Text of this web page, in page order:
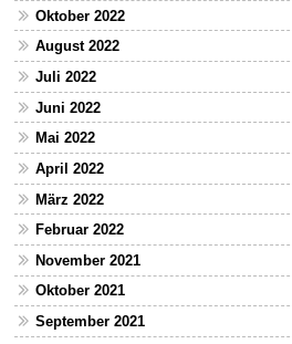
Oktober 2022
August 2022
Juli 2022
Juni 2022
Mai 2022
April 2022
März 2022
Februar 2022
November 2021
Oktober 2021
September 2021